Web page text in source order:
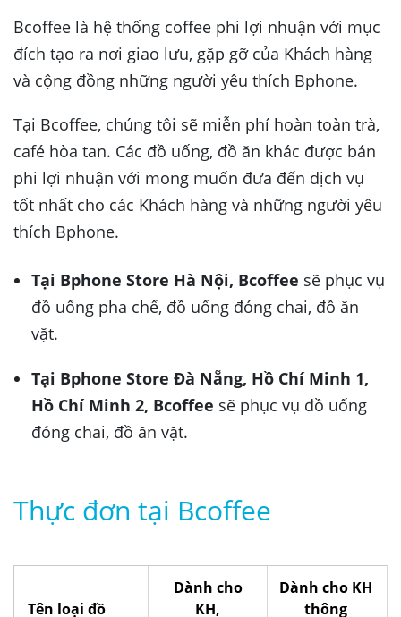
Bcoffee là hệ thống coffee phi lợi nhuận với mục
đích tạo ra nơi giao lưu, gặp gỡ của Khách hàng
và cộng đồng những người yêu thích Bphone.
Tại Bcoffee, chúng tôi sẽ miễn phí hoàn toàn trà,
café hòa tan. Các đồ uống, đồ ăn khác được bán
phi lợi nhuận với mong muốn đưa đến dịch vụ
tốt nhất cho các Khách hàng và những người yêu
thích Bphone.
Tại Bphone Store Hà Nội, Bcoffee sẽ phục vụ
đồ uống pha chế, đồ uống đóng chai, đồ ăn
vặt.
Tại Bphone Store Đà Nẵng, Hồ Chí Minh 1,
Hồ Chí Minh 2, Bcoffee sẽ phục vụ đồ uống
đóng chai, đồ ăn vặt.
Thực đơn tại Bcoffee
Tên loại đồ
Dành cho
KH,
Dành cho KH
thông